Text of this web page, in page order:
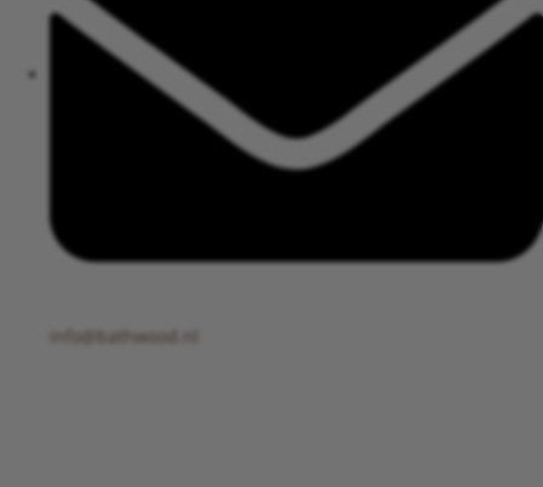
info@bathwood.nl